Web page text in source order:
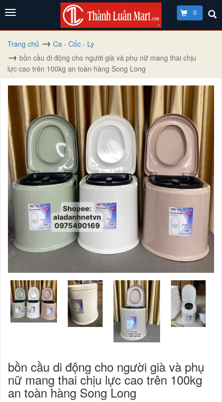
0
Trang chủ
Ca - Cốc - Ly
bồn cầu di động cho người già và phụ nữ mang thai chịu
lực cao trên 100kg an toàn hàng Song Long
bồn cầu di động cho người già và phụ
nữ mang thai chịu lực cao trên 100kg
an toàn hàng Song Long